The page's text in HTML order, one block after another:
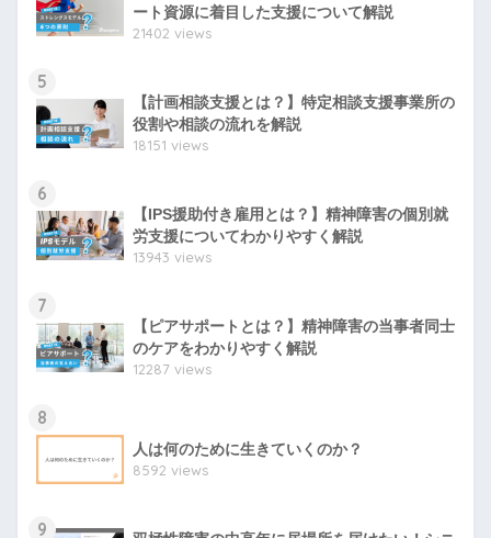
ート資源に着目した支援について解説
21402 views
5
【計画相談支援とは？】特定相談支援事業所の
役割や相談の流れを解説
18151 views
6
【IPS援助付き雇用とは？】精神障害の個別就
労支援についてわかりやすく解説
13943 views
7
【ピアサポートとは？】精神障害の当事者同士
のケアをわかりやすく解説
12287 views
8
人は何のために生きていくのか？
8592 views
9